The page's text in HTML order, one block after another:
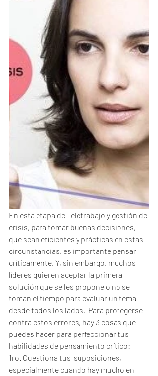
En esta etapa de Teletrabajo y gestión de
crisis, para tomar buenas decisiones,
que sean eficientes y prácticas en estas
circunstancias, es importante pensar
críticamente. Y, sin embargo, muchos
líderes quieren aceptar la primera
solución que se les propone o no se
toman el tiempo para evaluar un tema
desde todos los lados.  Para protegerse
contra estos errores, hay 3 cosas que
puedes hacer para perfeccionar tus
habilidades de pensamiento crítico:
1ro. Cuestiona tus  suposiciones,
especialmente cuando hay mucho en